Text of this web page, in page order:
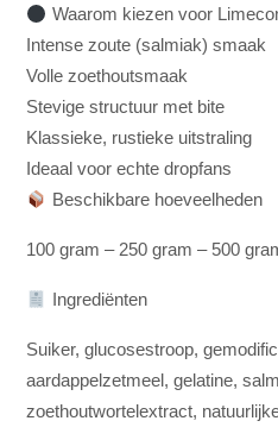
Waarom kiezen voor
Intense zoute (salmiak) smaak
Volle zoethoutsmaak
Stevige structuur met bite
Klassieke, rustieke uitstraling
Ideaal voor echte dropfans
Beschikbare hoeveelheden
100 gram – 250 gram – 500
Ingrediënten
Suiker, glucosestroop,
aardappelzetmeel, gelatine,
zoethoutwortelextract,